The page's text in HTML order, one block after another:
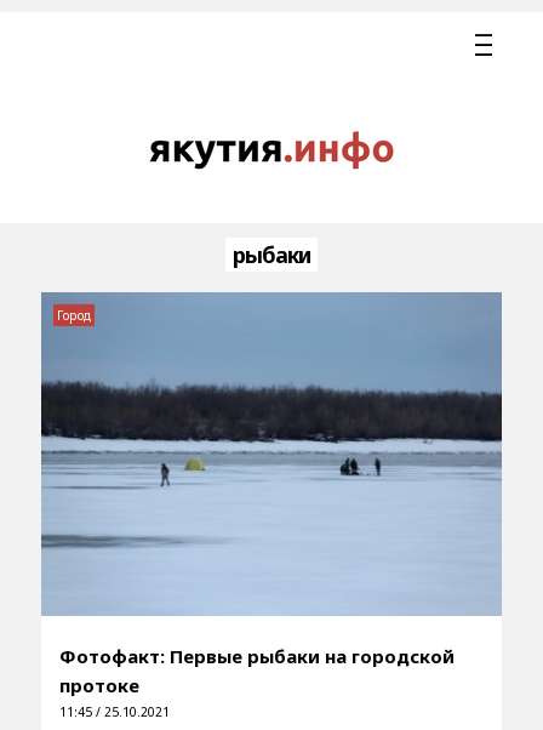
рыбаки
Фотофакт: Первые рыбаки на городской
протоке
11:45 / 25.10.2021
Город